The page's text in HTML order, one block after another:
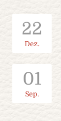
22
Dez.
01
Sep.